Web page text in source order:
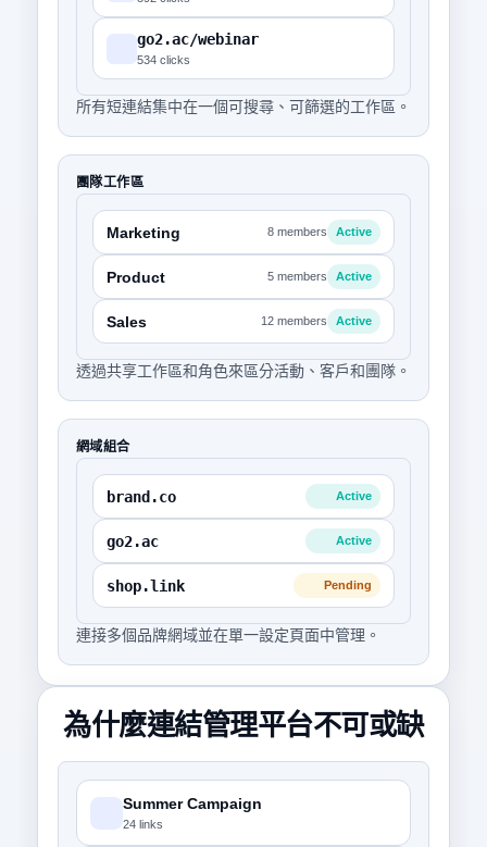
go2.ac/webinar
534 clicks
所有短連結集中在一個可搜尋、可篩選的工作區。
團隊工作區
Marketing 8 members Active
Product 5 members Active
Sales 12 members Active
透過共享工作區和角色來區分活動、客戶和團隊。
網域組合
brand.co Active
go2.ac Active
shop.link Pending
連接多個品牌網域並在單一設定頁面中管理。
為什麼連結管理平台不可或缺
Summer Campaign
24 links